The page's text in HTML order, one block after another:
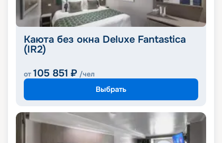
Каюта без окна Deluxe Fantastica
(IR2)
от 105 851 ₽ /чел
Выбрать